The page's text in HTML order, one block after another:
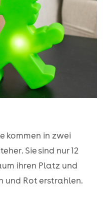
kommen in zwei
Sie sind nur 12
ihren Platz und
und Rot erstrahlen.